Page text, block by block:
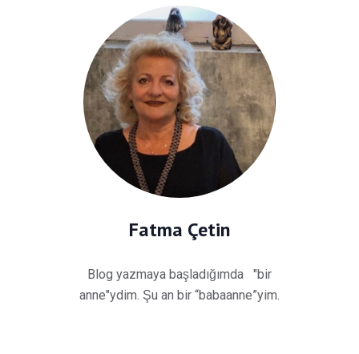
Fatma Çetin
Blog yazmaya başladığımda "bir
anne"ydim. Şu an bir “babaanne”yim.